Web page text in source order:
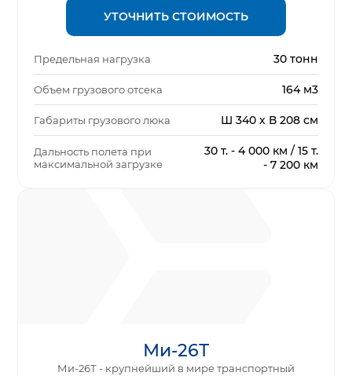
УТОЧНИТЬ СТОИМОСТЬ
Предельная нагрузка 30 тонн
Объем грузового отсека 164 м3
Габариты грузового люка Ш 340 х В 208 см
Дальность полета при
максимальной загрузке
30 т. - 4 000 км / 15 т.
- 7 200 км
Ми-26Т
Ми-26Т - крупнейший в мире транспортный